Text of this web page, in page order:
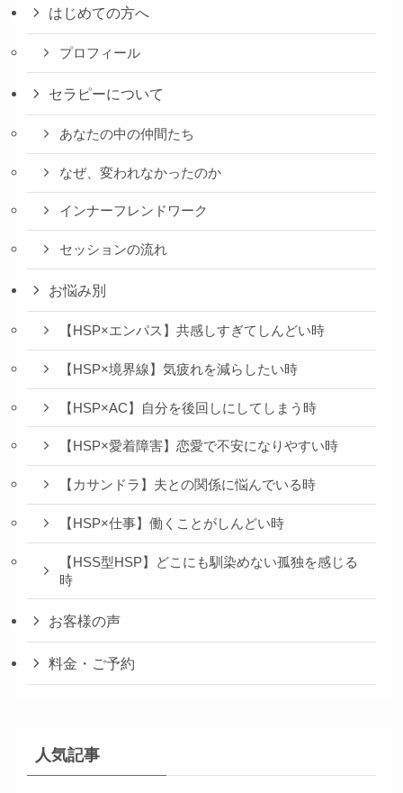
はじめての方へ
プロフィール
セラピーについて
あなたの中の仲間たち
なぜ、変われなかったのか
インナーフレンドワーク
セッションの流れ
お悩み別
【HSP×エンパス】共感しすぎてしんどい時
【HSP×境界線】気疲れを減らしたい時
【HSP×AC】自分を後回しにしてしまう時
【HSP×愛着障害】恋愛で不安になりやすい時
【カサンドラ】夫との関係に悩んでいる時
【HSP×仕事】働くことがしんどい時
【HSS型HSP】どこにも馴染めない孤独を感じる
時
お客様の声
料金・ご予約
人気記事